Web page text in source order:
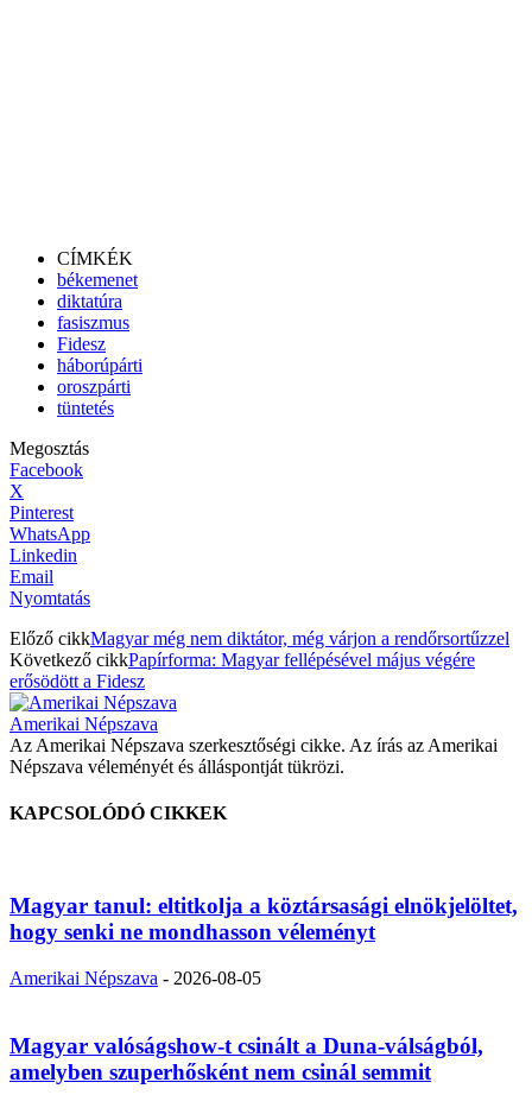
CÍMKÉK
békemenet
diktatúra
fasiszmus
Fidesz
háborúpárti
oroszpárti
tüntetés
Megosztás
Facebook
X
Pinterest
WhatsApp
Linkedin
Email
Nyomtatás
Előző cikkMagyar még nem diktátor, még várjon a rendőrsortűzzel
Következő cikkPapírforma: Magyar fellépésével május végére
erősödött a Fidesz
Amerikai Népszava
Az Amerikai Népszava szerkesztőségi cikke. Az írás az Amerikai
Népszava véleményét és álláspontját tükrözi.
KAPCSOLÓDÓ CIKKEK
Magyar tanul: eltitkolja a köztársasági elnökjelöltet,
hogy senki ne mondhasson véleményt
Amerikai Népszava - 2026-08-05
Magyar valóságshow-t csinált a Duna-válságból,
amelyben szuperhősként nem csinál semmit